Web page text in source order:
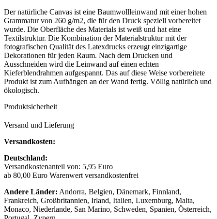
Der natürliche Canvas ist eine Baumwollleinwand mit einer hohen
Grammatur von 260 g/m2, die für den Druck speziell vorbereitet
wurde. Die Oberfläche des Materials ist weiß und hat eine
Textilstruktur. Die Kombination der Materialstruktur mit der
fotografischen Qualität des Latexdrucks erzeugt einzigartige
Dekorationen für jeden Raum. Nach dem Drucken und
Ausschneiden wird die Leinwand auf einen echten
Kieferblendrahmen aufgespannt. Das auf diese Weise vorbereitete
Produkt ist zum Aufhängen an der Wand fertig. Völlig natürlich und
ökologisch.
Produktsicherheit
Versand und Lieferung
Versandkosten:
Deutschland:
Versandkostenanteil von: 5,95 Euro
ab 80,00 Euro Warenwert versandkostenfrei
Andere Länder: Andorra, Belgien, Dänemark, Finnland,
Frankreich, Großbritannien, Irland, Italien, Luxemburg, Malta,
Monaco, Niederlande, San Marino, Schweden, Spanien, Österreich,